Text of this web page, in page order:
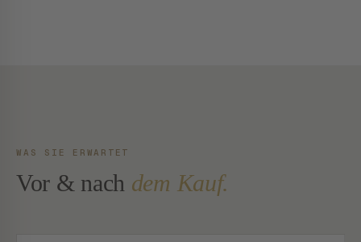
WAS SIE ERWARTET
Vor & nach dem Kauf.